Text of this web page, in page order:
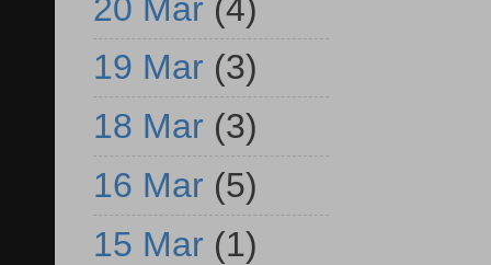
20 Mar (4)
19 Mar (3)
18 Mar (3)
16 Mar (5)
15 Mar (1)